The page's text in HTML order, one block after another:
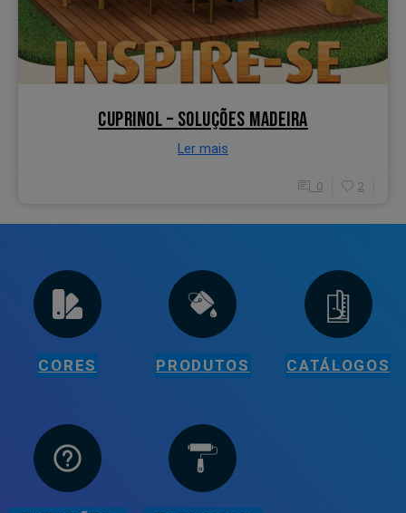
CUPRINOL – SOLUÇÕES MADEIRA
Ler mais
0 2
CORES PRODUTOS CATÁLOGOS